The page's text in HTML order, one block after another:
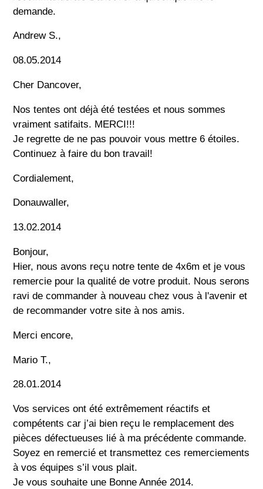
demande.
Andrew S.,
08.05.2014
Cher Dancover,
Nos tentes ont déjà été testées et nous sommes
vraiment satifaits. MERCI!!!
Je regrette de ne pas pouvoir vous mettre 6 étoiles.
Continuez à faire du bon travail!
Cordialement,
Donauwaller,
13.02.2014
Bonjour,
Hier, nous avons reçu notre tente de 4x6m et je vous
remercie pour la qualité de votre produit. Nous serons
ravi de commander à nouveau chez vous à l'avenir et
de recommander votre site à nos amis.
Merci encore,
Mario T.,
28.01.2014
Vos services ont été extrêmement réactifs et
compétents car j’ai bien reçu le remplacement des
pièces défectueuses lié à ma précédente commande.
Soyez en remercié et transmettez ces remerciements
à vos équipes s’il vous plait.
Je vous souhaite une Bonne Année 2014.